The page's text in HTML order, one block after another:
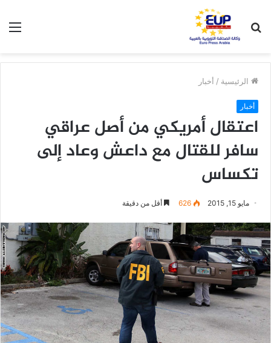
عن
الرئيسية / أخبار
أخبار
اعتقال أمريكي من أصل عراقي
سافر للقتال مع داعش وعاد إلى
تكساس
مايو 15, 2015 626 أقل من دقيقة